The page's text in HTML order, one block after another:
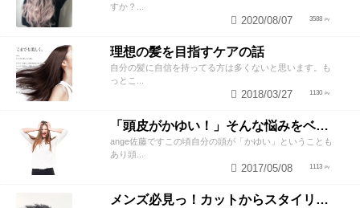
すか？...
3588
2020/08/07
理想の髪を目指すケアの話
自分の髪に自信を持ってる方は多くないと思います。も
っとこ...
1130
2018/03/27
「頭皮がかゆい！」そんな悩みをベテラン美容師が解決させるスペシャルテク
ange佐藤ですこの頃自分の頭が「かゆい」ということも
あり頭...
1113
2017/05/08
メンズ必見っ！カットからスタイリングお任せ下さい！